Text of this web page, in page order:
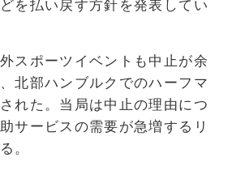
を払い戻す方針を発表してい
スポーツイベントも中止が余
北部ハンブルクでのハーフマ
れた。当局は中止の理由につ
サービスの需要が急増するリ
。